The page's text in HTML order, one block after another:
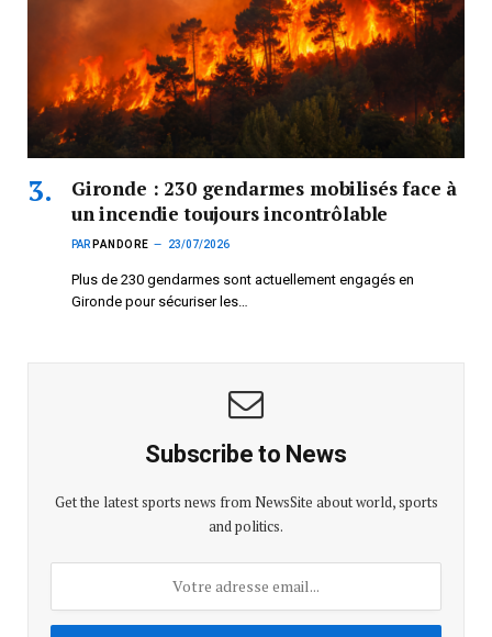
Gironde : 230 gendarmes mobilisés face à
un incendie toujours incontrôlable
PAR PANDORE 23/07/2026
Plus de 230 gendarmes sont actuellement engagés en
Gironde pour sécuriser les…
Subscribe to News
Get the latest sports news from NewsSite about world, sports
and politics.